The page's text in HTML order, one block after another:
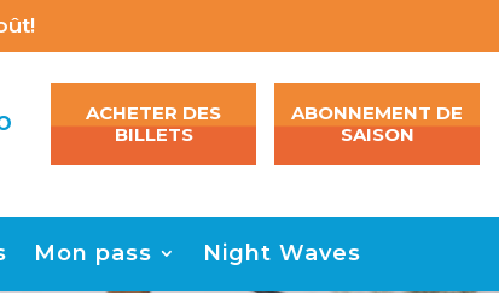
ACHETER DES
BILLETS
ABONNEMENT DE
SAISON
Mon pass Night Waves